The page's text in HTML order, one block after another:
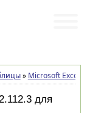
» Microsoft Excel
для